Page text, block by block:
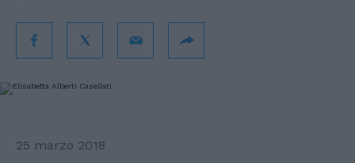
25 marzo 2018